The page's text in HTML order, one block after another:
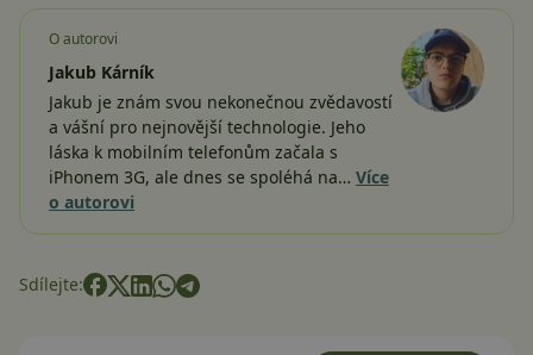
O autorovi
Jakub Kárník
Jakub je znám svou nekonečnou zvědavostí
a vášní pro nejnovější technologie. Jeho
láska k mobilním telefonům začala s
iPhonem 3G, ale dnes se spoléhá na… Více
o autorovi
Sdílejte: